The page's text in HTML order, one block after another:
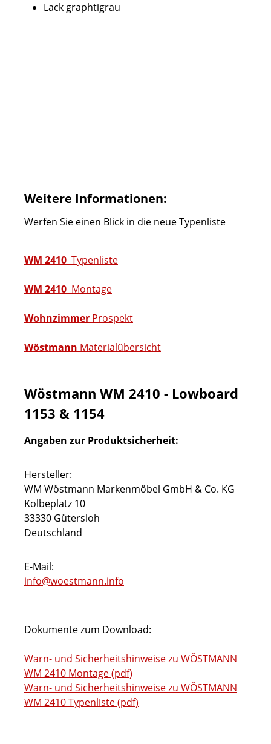
Lack graphtigrau
Weitere Informationen:
Werfen Sie einen Blick in die neue Typenliste
WM 2410 Typenliste
WM 2410 Montage
Wohnzimmer Prospekt
Wöstmann Materialübersicht
Wöstmann WM 2410 - Lowboard
1153 & 1154
Angaben zur Produktsicherheit:
Hersteller:
WM Wöstmann Markenmöbel GmbH & Co. KG
Kolbeplatz 10
33330 Gütersloh
Deutschland
E-Mail:
info@woestmann.info
Dokumente zum Download:
Warn- und Sicherheitshinweise zu WÖSTMANN
WM 2410 Montage (pdf)
Warn- und Sicherheitshinweise zu WÖSTMANN
WM 2410 Typenliste (pdf)